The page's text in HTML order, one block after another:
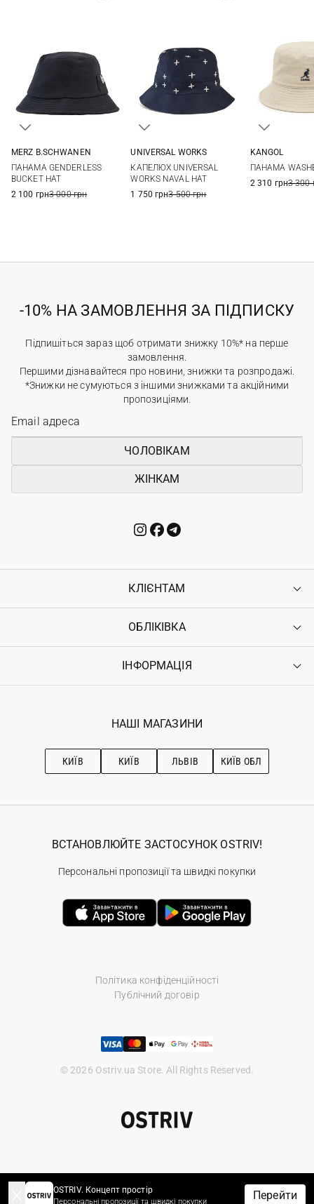
MERZ B.SCHWANEN
ПАНАМА GENDERLESS
BUCKET HAT
2 100 грн3 000 грн
UNIVERSAL WORKS
КАПЕЛЮХ UNIVERSAL
WORKS NAVAL HAT
1 750 грн3 500 грн
KANGOL
ПАНАМА
2 310 грн3 300
-10% НА ЗАМОВЛЕННЯ ЗА ПІДПИСКУ
Підпишіться зараз щоб отримати знижку 10%* на перше
замовлення.
Першими дізнавайтеся про новини, знижки та розпродажі.
*Знижки не сумуються з іншими знижками та акційними
пропозиціями.
ЧОЛОВІКАМ
ЖІНКАМ
КЛІЄНТАМ
Контакти
Повернення
Гарантія
ОБЛІКІВКА
Увійти
Ostriv Club+
ІНФОРМАЦІЯ
Наші магазини
Рекомендації з догляду
НАШІ МАГАЗИНИ
КИЇВ КИЇВ ЛЬВІВ КИЇВ ОБЛ
Політика конфіденційності
Публічний договір
© 2026 Ostriv.ua Store. All Rights Reserved.
ВСТАНОВЛЮЙТЕ ЗАСТОСУНОК OSTRIV!
Персональні пропозиції та швидкі покупки
OSTRIV. Концепт простір
Персональні пропозиції та швидкі покупки Перейти